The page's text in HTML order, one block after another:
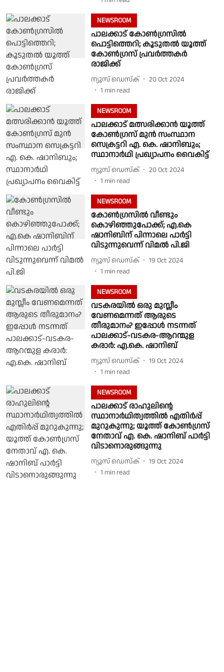
NEWSROOM
പാലക്കാട് കോൺഗ്രസിൽ
പൊട്ടിത്തെറി; കൂടുതൽ യൂത്ത്
കോൺഗ്രസ് പ്രവർത്തകർ
രാജിക്ക്
ന്യൂസ് ഡെസ്ക്
20 Oct 2024
1 min read
NEWSROOM
പാലക്കാട് മത്സരിക്കാന്‍ യൂത്ത്
കോൺഗ്രസ് മുൻ സംസ്ഥാന
സെക്രട്ടറി എ. കെ. ഷാനിബും;
സ്ഥാനാർഥി പ്രഖ്യാപനം വൈകിട്ട്
ന്യൂസ് ഡെസ്ക്
20 Oct 2024
1 min read
NEWSROOM
കോൺഗ്രസിൽ വീണ്ടും
കൊഴിഞ്ഞുപോക്ക്; എ.കെ
ഷാനിബിന് പിന്നാലെ പാർട്ടി
വിടുന്നുവെന്ന് വിമൽ പി.ജി
ന്യൂസ് ഡെസ്ക്
19 Oct 2024
1 min read
NEWSROOM
വടകരയില്‍ ഒരു മുസ്ലീം
വേണമെന്നത് ആരുടെ
തീരുമാനം? ഇപ്പോള്‍ നടന്നത്
പാലക്കാട്-വടകര-ആറന്മുള
കരാര്‍: എ.കെ. ഷാനിബ്
ന്യൂസ് ഡെസ്ക്
19 Oct 2024
1 min read
NEWSROOM
പാലക്കാട് രാഹുലിൻ്റെ
സ്ഥാനാർഥിത്വത്തിൽ എതിർപ്പ്
മുറുകുന്നു; യൂത്ത് കോൺഗ്രസ്
നേതാവ് എ. കെ. ഷാനിബ് പാർട്ടി
വിടാനൊരുങ്ങുന്നു
ന്യൂസ് ഡെസ്ക്
19 Oct 2024
1 min read